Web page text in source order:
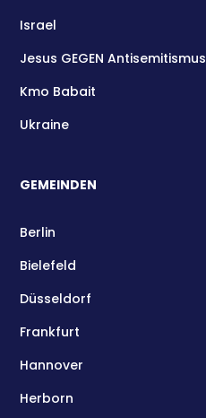
Israel
Jesus GEGEN Antisemitismus
Kmo Babait
Ukraine
GEMEINDEN
Berlin
Bielefeld
Düsseldorf
Frankfurt
Hannover
Herborn